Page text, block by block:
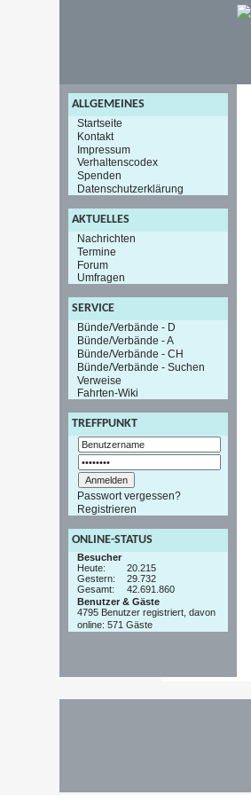
ALLGEMEINES
Startseite
Kontakt
Impressum
Verhaltenscodex
Spenden
Datenschutzerklärung
AKTUELLES
Nachrichten
Termine
Forum
Umfragen
SERVICE
Bünde/Verbände - D
Bünde/Verbände - A
Bünde/Verbände - CH
Bünde/Verbände - Suchen
Verweise
Fahrten-Wiki
TREFFPUNKT
Passwort vergessen?
Registrieren
ONLINE-STATUS
Besucher
Heute:
20.215
Gestern:
29.732
Gesamt:
42.691.860
Benutzer & Gäste
4795 Benutzer registriert, davon
online: 571 Gäste